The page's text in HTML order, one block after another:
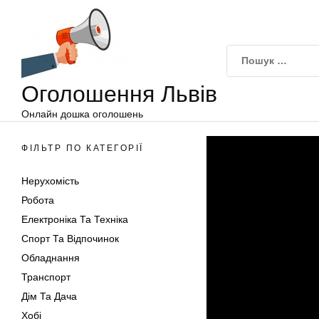
Оголошення Львів
Онлайн дошка оголошень
ФІЛЬТР ПО КАТЕГОРІЇ
Нерухомість
Робота
Електроніка Та Техніка
Спорт Та Відпочинок
Обладнання
Транспорт
Дім Та Дача
Хобі